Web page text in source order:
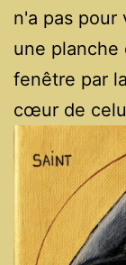
n'a pas pour
une planche
fenêtre par
cœur de